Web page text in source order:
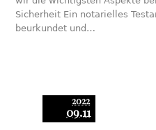
Sicherheit Ein notarielles
beurkundet und…
2022
09.11